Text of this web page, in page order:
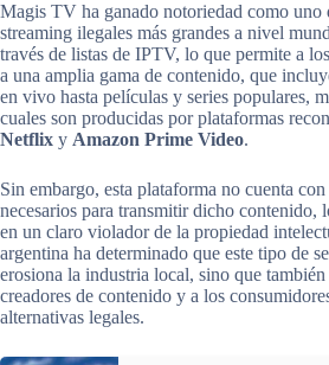
Magis TV ha ganado notoriedad como uno
streaming ilegales más grandes a nivel
través de listas de IPTV, lo que permite a
a una amplia gama de contenido, que
en vivo hasta películas y series populares,
cuales son producidas por plataformas
Netflix y Amazon Prime Video.
Sin embargo, esta plataforma no cuenta
necesarios para transmitir dicho contenido,
en un claro violador de la propiedad
argentina ha determinado que este tipo de
erosiona la industria local, sino que también
creadores de contenido y a los
alternativas legales.